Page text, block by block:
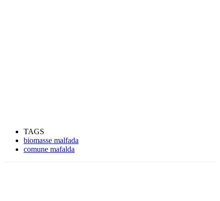
TAGS
biomasse malfada
comune mafalda